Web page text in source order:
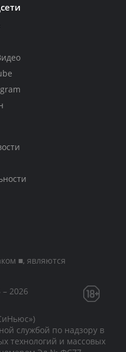
■, являются
2026
службой по надзору в
технологий и массовых